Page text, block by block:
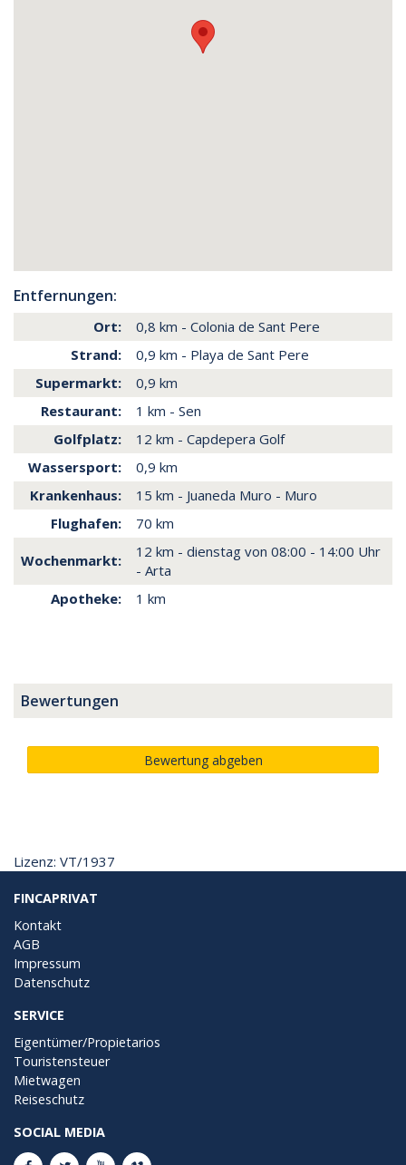
Entfernungen:
Ort:
0,8 km - Colonia de Sant Pere
Strand:
0,9 km - Playa de Sant Pere
Supermarkt:
0,9 km
Restaurant:
1 km - Sen
Golfplatz:
12 km - Capdepera Golf
Wassersport:
0,9 km
Krankenhaus:
15 km - Juaneda Muro - Muro
Flughafen:
70 km
Wochenmarkt:
12 km - dienstag von 08:00 - 14:00 Uhr
- Arta
Apotheke:
1 km
Bewertungen
Bewertung abgeben
Lizenz: VT/1937
FINCAPRIVAT
Kontakt
AGB
Impressum
Datenschutz
SERVICE
Eigentümer/Propietarios
Touristensteuer
Mietwagen
Reiseschutz
SOCIAL MEDIA